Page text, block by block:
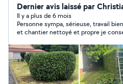
Dernier avis laissé par
Il y a plus de 6 mois
Personne sympa, sérieuse, travail
et chantier nettoyé et propre je